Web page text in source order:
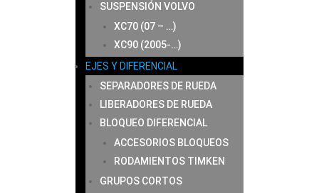
SUSPENSIÓN VOLVO
XC70 (07 – …)
XC90 (2005-…)
EJES Y DIFERENCIAL
SEPARADORES DE RUEDA
LIBERADORES DE RUEDA
BLOQUEO DIFERENCIAL
ACCESORIOS BLOQUEOS
RODAMIENTOS TIMKEN
GRUPOS CORTOS